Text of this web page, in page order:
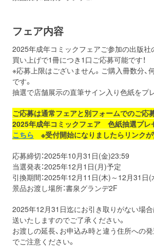
フェア内容
2025年成年コミックフェアご参加の出版社
買い上げで1冊につき1口ご応募可能です！
※応募上限はございません。ご購入冊数分、
です。
抽選で店舗展示の直筆サイン入り色紙をプ
ご応募は通常フェアと別フォームでのご応
2025年成年コミックフェア 色紙抽選プレ
こちら ※受付開始になりましたらリンクが
応募締切：2025年10月31日(金)23:59
当選発表：2025年12月1日(月)予定
引換期間：2025年12月11日(木)～12月31日(
景品お渡し場所：書泉グランデ2F
2025年12月31日迄にお引き取りがない場
送いたしますのでご了承ください。
お渡しの延長、お申込み時と違う住所への
でご注意ください。